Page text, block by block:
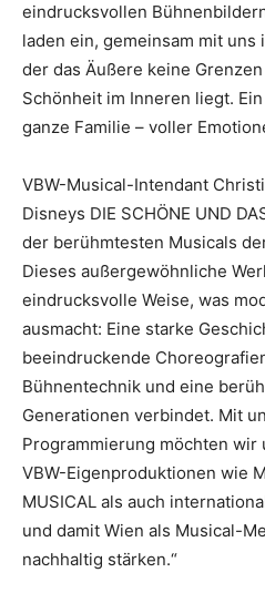
eindrucksvollen
laden ein, gemeinsam mit
der das Äußere keine
Schönheit im Inneren liegt.
ganze Familie – voller
VBW-Musical-Intendant
Disneys DIE SCHÖNE UND
der berühmtesten Musicals
Dieses außergewöhnliche
eindrucksvolle Weise, was
ausmacht: Eine starke
beeindruckende
Bühnentechnik und eine
Generationen verbindet. Mit
Programmierung möchten wir
VBW-Eigenproduktionen wie
MUSICAL als auch
und damit Wien als Musical-
nachhaltig stärken.“